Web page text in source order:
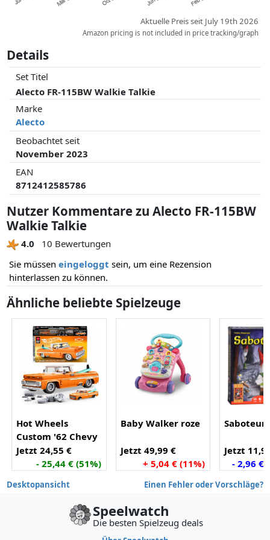
Aktuelle Preis seit July 19th 2026
Amazon pricing is not included in price tracking/graph
Details
Set Titel
Alecto FR-115BW Walkie Talkie
Marke
Alecto
Beobachtet seit
November 2023
EAN
8712412585786
Nutzer Kommentare zu Alecto FR-115BW
Walkie Talkie
4.0
10 Bewertungen
Sie müssen eingeloggt sein, um eine Rezension
hinterlassen zu können.
Ähnliche beliebte Spielzeuge
Hot Wheels
Custom '62 Chevy
Pickup
Jetzt 24,55 €
- 25,44 € (51%)
Baby Walker roze
Jetzt 49,99 €
+ 5,04 € (11%)
Saboteur
Jetzt
- 2,96 €
Desktopansicht Einen Fehler oder Vorschläge?
Speelwatch
Die besten Spielzeug deals